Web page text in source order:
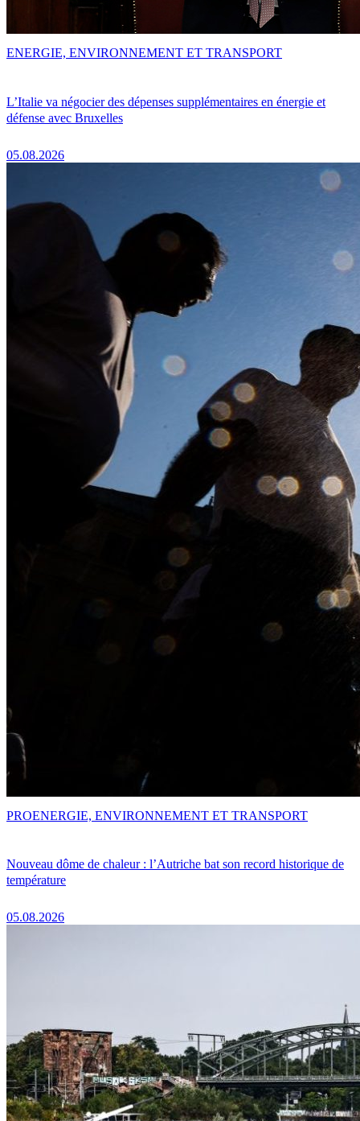
L’Italie va négocier des dépenses supplémentaires en énergie et
défense avec Bruxelles
05.08.2026
ENERGIE, ENVIRONNEMENT ET TRANSPORT
Nouveau dôme de chaleur : l’Autriche bat son record historique de
température
05.08.2026
PROENERGIE, ENVIRONNEMENT ET TRANSPORT